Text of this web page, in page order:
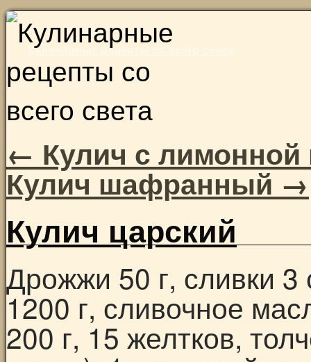
Кулинарные рецепты со всего света
Skip
content
← Кулич с лимонной
Кулич шафранный→
Кулич царский
Дрожжи 50 г, сливки
1200 г, сливочное
200 г, 15 желтков,